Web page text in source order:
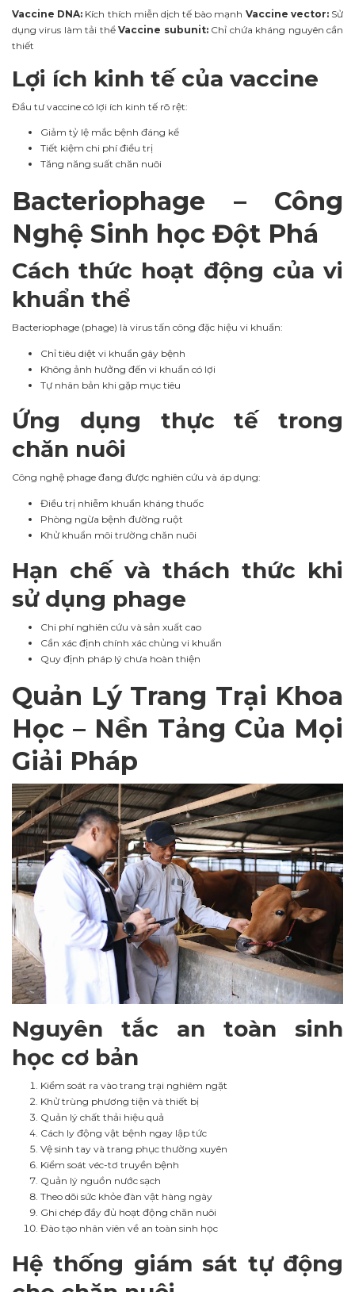
Vaccine DNA: Kích thích miễn dịch tế bào mạnh Vaccine vector:Sử
dụng virus làm tải thểVaccine subunit:Chỉ chứa kháng nguyên cần
thiết
Lợi ích kinh tế của vaccine
Đầu tư vaccine có lợi ích kinh tế rõ rệt:
Giảm tỷ lệ mắc bệnh đáng kể
Tiết kiệm chi phí điều trị
Tăng năng suất chăn nuôi
Bacteriophage – Công
Nghệ Sinh học Đột Phá
Cách thức hoạt động của vi
khuẩn thể
Bacteriophage (phage) là virus tấn công đặc hiệu vi khuẩn:
Chỉ tiêu diệt vi khuẩn gây bệnh
Không ảnh hưởng đến vi khuẩn có lợi
Tự nhân bản khi gặp mục tiêu
Ứng dụng thực tế trong
chăn nuôi
Công nghệ phage đang được nghiên cứu và áp dụng:
Điều trị nhiễm khuẩn kháng thuốc
Phòng ngừa bệnh đường ruột
Khử khuẩn môi trường chăn nuôi
Hạn chế và thách thức khi
sử dụng phage
Chi phí nghiên cứu và sản xuất cao
Cần xác định chính xác chủng vi khuẩn
Quy định pháp lý chưa hoàn thiện
Quản Lý Trang Trại Khoa
Học – Nền Tảng Của Mọi
Giải Pháp
Nguyên tắc an toàn sinh
học cơ bản
Kiểm soát ra vào trang trại nghiêm ngặt
Khử trùng phương tiện và thiết bị
Quản lý chất thải hiệu quả
Cách ly động vật bệnh ngay lập tức
Vệ sinh tay và trang phục thường xuyên
Kiểm soát véc-tơ truyền bệnh
Quản lý nguồn nước sạch
Theo dõi sức khỏe đàn vật hàng ngày
Ghi chép đầy đủ hoạt động chăn nuôi
Đào tạo nhân viên về an toàn sinh học
Hệ thống giám sát tự động